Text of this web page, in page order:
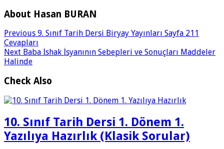
About Hasan BURAN
Previous 9. Sınıf Tarih Dersi Biryay Yayınları Sayfa 211
Cevapları
Next Baba İshak İsyanının Sebepleri ve Sonuçları Maddeler
Halinde
Check Also
10. Sınıf Tarih Dersi 1. Dönem 1.
Yazılıya Hazırlık (Klasik Sorular)